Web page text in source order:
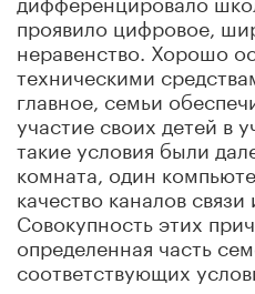
проявило цифровое,
неравенство. Хорошо
техническими
главное, семьи
участие своих детей в
такие условия были
комната, один
качество каналов связи
Совокупность этих
определенная часть
соответствующих